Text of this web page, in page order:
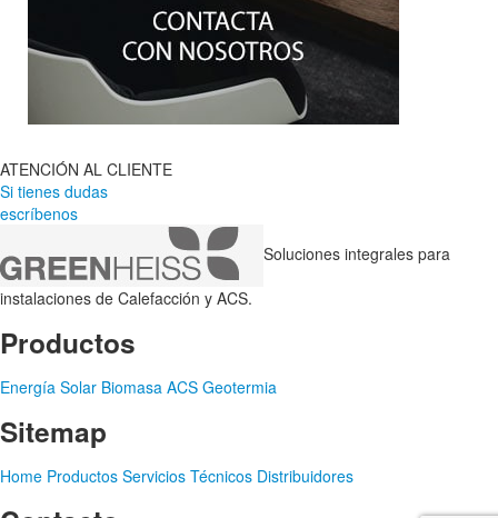
ATENCIÓN AL CLIENTE
Si tienes dudas
escríbenos
Soluciones integrales para
instalaciones de Calefacción y ACS.
Productos
Energía Solar Biomasa ACS Geotermia
Sitemap
Home Productos Servicios Técnicos Distribuidores